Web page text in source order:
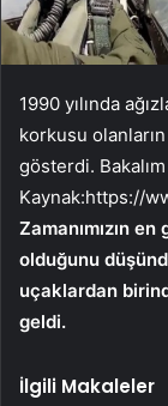
1990 yılında
korkusu
gösterdi.
Kaynak:https://
Zamanımızın
olduğunu
uçaklardan
geldi.
İlgili Makaleler